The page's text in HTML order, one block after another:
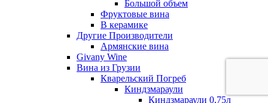
Большой объем
Фруктовые вина
В керамике
Другие Производители
Армянские вина
Givany Wine
Вина из Грузии
Кварельский Погреб
Киндзмараули
Киндзмараули 0,75л